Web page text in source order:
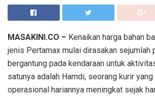
MASAKINI.CO – Kenaikan harga bahan
jenis Pertamax mulai dirasakan sejumlah
bergantung pada kendaraan untuk
satunya adalah Hamdi, seorang kurir
operasional hariannya meningkat sejak